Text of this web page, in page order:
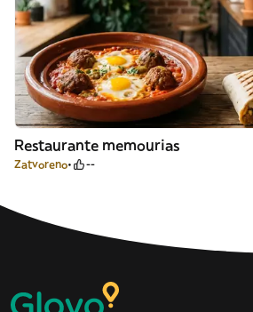
Restaurante memourias
Zatvoreno --